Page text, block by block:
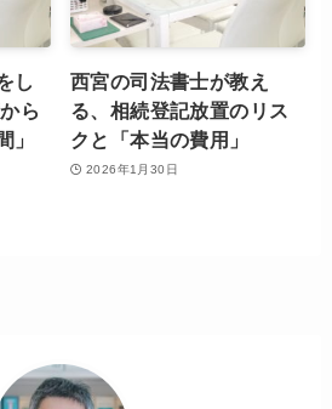
し
ら
」
西宮の司法書士が教え
る、相続登記放置のリス
クと「本当の費用」
2026年1月30日